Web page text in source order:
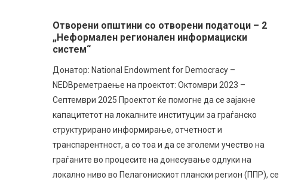
Отворени општини со отворени податоци – 2
„Неформален регионален информациски
систем“
Донатор: National Endowment for Democracy –
NEDВреметраење на проектот: Октомври 2023 –
Септември 2025 Проектот ќе помогне да се зајакне
капацитетот на локалните институции за граѓанско
структурирано информирање, отчетност и
транспарентност, а со тоа и да се зголеми учество на
граѓаните во процесите на донесување одлуки на
локално ниво во Пелагонискиот плански регион (ППР), се